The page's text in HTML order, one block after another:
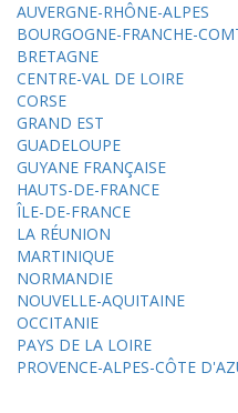
AUVERGNE-RHÔNE-ALPES
BOURGOGNE-FRANCHE-
BRETAGNE
CENTRE-VAL DE LOIRE
CORSE
GRAND EST
GUADELOUPE
GUYANE FRANÇAISE
HAUTS-DE-FRANCE
ÎLE-DE-FRANCE
LA RÉUNION
MARTINIQUE
NORMANDIE
NOUVELLE-AQUITAINE
OCCITANIE
PAYS DE LA LOIRE
PROVENCE-ALPES-CÔTE